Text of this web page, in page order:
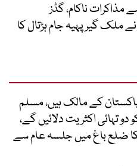
ناکام، گڈز
نے ملک گیر پہیہ جام ہڑتال کا
کے مالک ہیں، مسلم
تہائی اکثریت دلائیں گے،
کا ضلع باغ میں جلسہ عام سے